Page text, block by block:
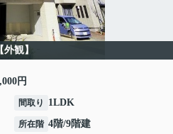
【外観】
円
間取り 1LDK
所在階 4階/9階建